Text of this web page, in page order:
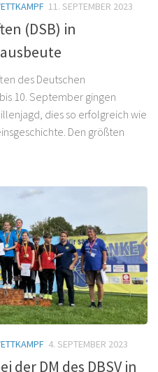
11. SEPTEMBER 2023
(DSB) in
des Deutschen
10. September gingen
dies so erfolgreich wie
Den größten
4. SEPTEMBER 2023
der DM des DBSV in